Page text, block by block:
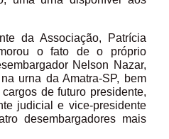
da Associação, Patrícia
o fato de o próprio
Nelson Nazar,
urna da Amatra-SP, bem
de futuro presidente,
judicial e vice-presidente
desembargadores mais